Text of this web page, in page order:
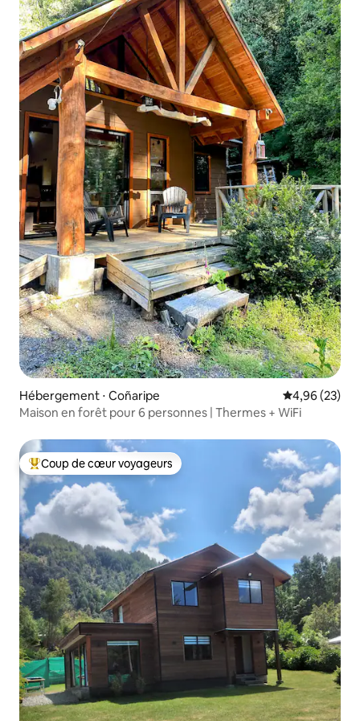
Hébergement ⋅ Coñaripe Évaluation
4,96 (23)
Maison en forêt pour 6 personnes | Thermes + WiFi
Coups de cœur voyageurs les plus appréciés
Coup de cœur voyageurs